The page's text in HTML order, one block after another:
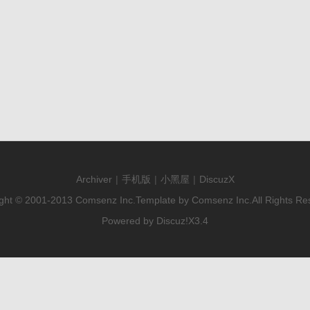
Archiver | 手机版 | 小黑屋 | DiscuzX
© 2001-2013 Comsenz Inc. Template by Comsenz Inc. All Rights
Powered by Discuz!X3.4